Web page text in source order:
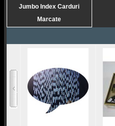
Jumbo Index Carduri
Marcate